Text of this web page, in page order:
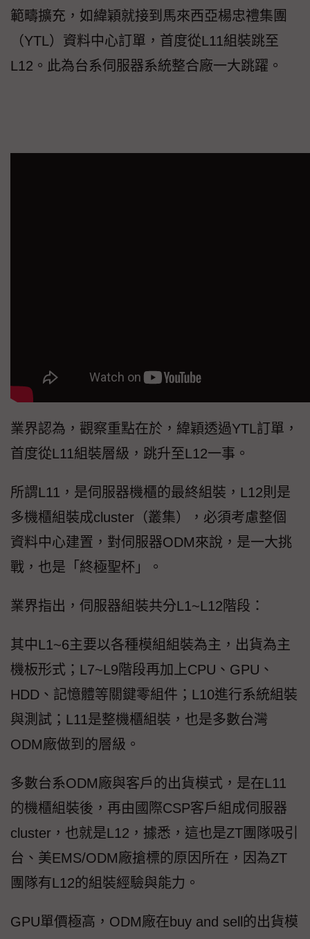
範疇擴充，如緯穎就接到馬來西亞楊忠禮集團
（YTL）資料中心訂單，首度從L11組裝跳至
L12。此為台系伺服器系統整合廠一大跳躍。
業界認為，觀察重點在於，緯穎透過YTL訂單，
首度從L11組裝層級，跳升至L12一事。
所謂L11，是伺服器機櫃的最終組裝，L12則是
多機櫃組裝成cluster（叢集），必須考慮整個
資料中心建置，對伺服器ODM來說，是一大挑
戰，也是「終極聖杯」。
業界指出，伺服器組裝共分L1~L12階段：
其中L1~6主要以各種模組組裝為主，出貨為主
機板形式；L7~L9階段再加上CPU、GPU、
HDD、記憶體等關鍵零組件；L10進行系統組裝
與測試；L11是整機櫃組裝，也是多數台灣
ODM廠做到的層級。
多數台系ODM廠與客戶的出貨模式，是在L11
的機櫃組裝後，再由國際CSP客戶組成伺服器
cluster，也就是L12，據悉，這也是ZT團隊吸引
台、美EMS/ODM廠搶標的原因所在，因為ZT
團隊有L12的組裝經驗與能力。
GPU單價極高，ODM廠在buy and sell的出貨模